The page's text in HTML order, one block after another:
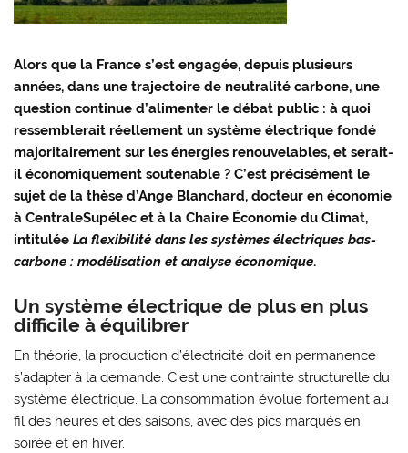
Alors que la France s’est engagée, depuis plusieurs
années, dans une trajectoire de neutralité carbone, une
question continue d’alimenter le débat public : à quoi
ressemblerait réellement un système électrique fondé
majoritairement sur les énergies renouvelables, et serait-
il économiquement soutenable ? C’est précisément le
sujet de la thèse d’Ange Blanchard, docteur en économie
àCentraleSupélec et à laChaire Économie du Climat,
intituléeLa flexibilité dans les systèmes électriques bas-
carbone : modélisation et analyse économique.
Un système électrique de plus en plus
difficile à équilibrer
En théorie, la production d’électricité doit en permanence
s’adapter à la demande. C’est une contrainte structurelle du
système électrique. La consommation évolue fortement au
fil des heures et des saisons, avec des pics marqués en
soirée et en hiver.